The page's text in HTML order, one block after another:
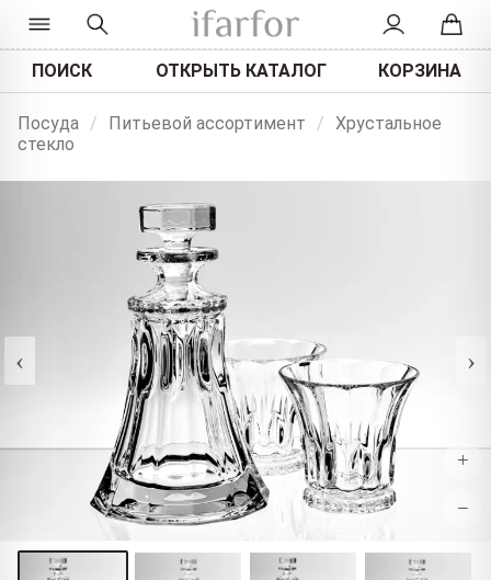
ПОИСК ОТКРЫТЬ КАТАЛОГ КОРЗИНА
Посуда / Питьевой ассортимент / Хрустальное
стекло
‹ ›
+
−